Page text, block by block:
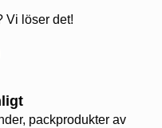
Vi löser det!
packprodukter av